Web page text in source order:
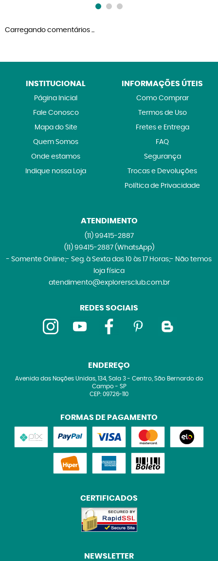
Carregando comentários ...
INSTITUCIONAL
Página Inicial
Fale Conosco
Mapa do Site
Quem Somos
Onde estamos
Indique nossa Loja
INFORMAÇÕES ÚTEIS
Como Comprar
Termos de Uso
Fretes e Entrega
FAQ
Segurança
Trocas e Devoluções
Política de Privacidade
ATENDIMENTO
(11)99415-2887
(11)99415-2887 (WhatsApp)
- Somente Online;- Seg. à Sexta das 10 às 17 Horas;- Não temos
loja física
atendimento@explorersclub.com.br
REDES SOCIAIS
ENDEREÇO
Avenida das Nações Unidas, 134, Sala 3- Centro, São Bernardo do
Campo- SP
CEP: 09726-110
FORMAS DE PAGAMENTO
CERTIFICADOS
NEWSLETTER